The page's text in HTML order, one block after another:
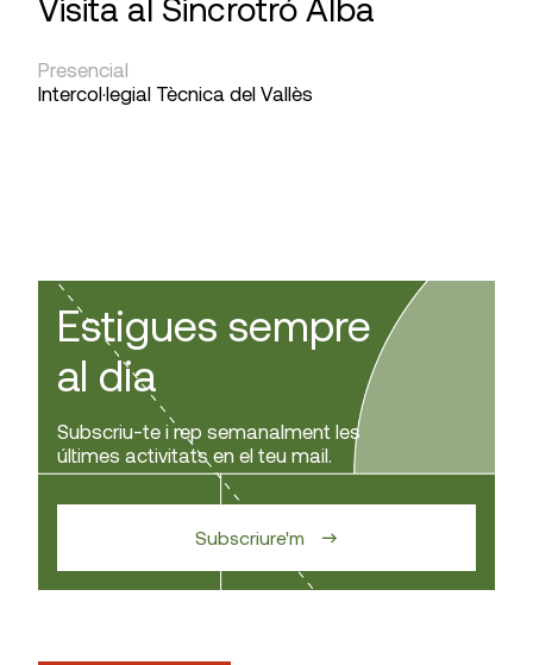
Visita al Sincrotró Alba
Presencial
Intercol·legial Tècnica del Vallès
Estigues sempre
al dia
Subscriu-te i rep semanalment les
últimes activitats en el teu mail.
Subscriure'm